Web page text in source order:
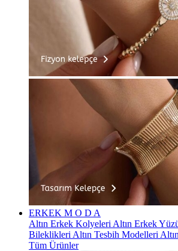
ERKEK M O D A
Altın Erkek Kolyeleri Altın Erkek
Bileklikleri Altın Tesbih Modelleri
Tüm Ürünler